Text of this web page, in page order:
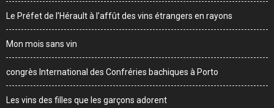
Le Préfet de l’Hérault à l’affût des vins étrangers en rayons
Mon mois sans vin
congrès International des Confréries bachiques à Porto
Les vins des filles que les garçons adorent